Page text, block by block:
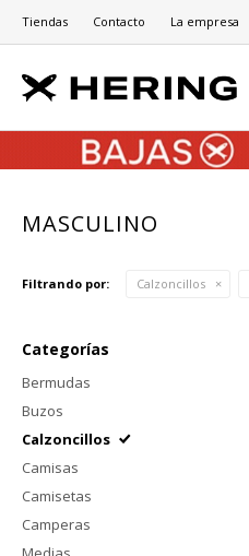
Tiendas Contacto La empresa
MASCULINO
Filtrando por: Calzoncillos
Categorías
Bermudas
Buzos
Calzoncillos
Camisas
Camisetas
Camperas